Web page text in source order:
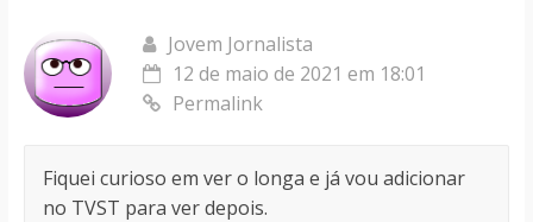
Jovem Jornalista
12 de maio de 2021 em 18:01
Permalink
Fiquei curioso em ver o longa e já vou adicionar
no TVST para ver depois.